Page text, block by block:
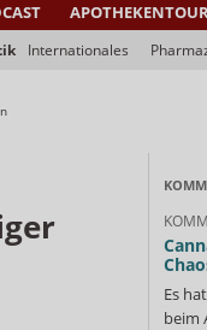
Internationales
Es
beim